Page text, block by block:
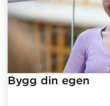
Bygg din egen